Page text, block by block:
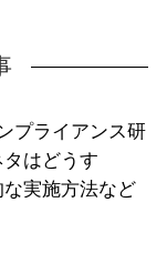
プライアンス研
はどうす
実施方法など